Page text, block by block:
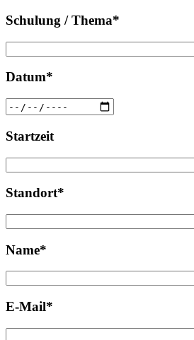
Schulung / Thema*
Datum*
Startzeit
Standort*
Name*
E-Mail*